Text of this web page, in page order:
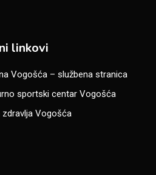
linkovi
Vogošća – službena stranica
sportski centar Vogošća
zdravlja Vogošća